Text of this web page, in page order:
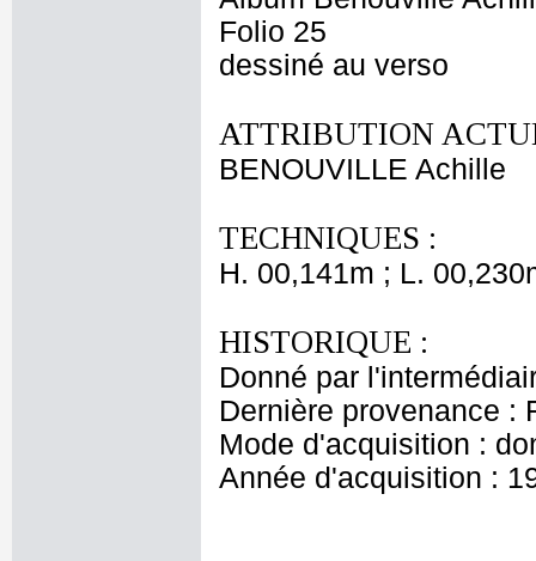
Folio 25
dessiné au verso
ATTRIBUTION
BENOUVILLE Achille
TECHNIQUES :
H. 00,141m ; L.
HISTORIQUE :
Donné par
Dernière provenance :
Mode d'acquisition :
Année d'acquisition :